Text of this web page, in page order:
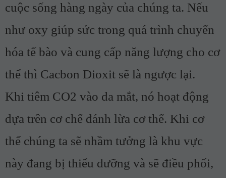
cuộc sống hàng ngày của chúng ta. Nếu
như oxy giúp sức trong quá trình chuyển
hóa tế bào và cung cấp năng lượng cho cơ
thể thì Cacbon Dioxit sẽ là ngược lại.
Khi tiêm CO2 vào da mắt, nó hoạt động
dựa trên cơ chế đánh lừa cơ thể. Khi cơ
thể chúng ta sẽ nhầm tưởng là khu vực
này đang bị thiểu dưỡng và sẽ điều phối,